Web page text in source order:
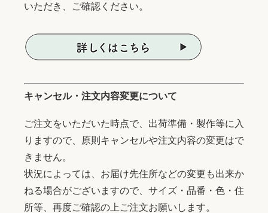
いただき、ご確認ください。
キャンセル・注文内容変更について
ご注文をいただいた時点で、出荷準備・製作等に入
りますので、原則キャンセルや注文内容の変更はで
きません。
状況によっては、お届け先住所などの変更も出来か
ねる場合がございますので、サイズ・品番・色・住
所等、再度ご確認の上ご注文お願いします。